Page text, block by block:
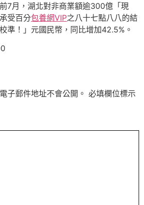
7月，湖北對非商業額逾300億「現
受百分包養網VIP之八十七點八八的結
準！」元國民幣，同比增加42.5%。
子郵件地址不會公開。 必填欄位標示